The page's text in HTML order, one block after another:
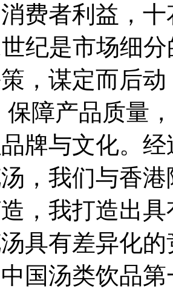
费者利益，
纪是市场细
，谋定而后
保障产品质量
牌与文化。
，我们与香
，我打造出
具有差异化
国汤类饮品